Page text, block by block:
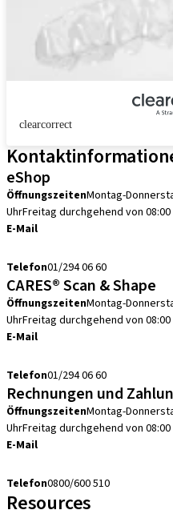
clearcorrect
eShop
ÖffnungszeitenMontag-
UhrFreitag durchgehend von 08:00
E-Mail
Telefon01/294 06 60
CARES® Scan & Shape
ÖffnungszeitenMontag-
UhrFreitag durchgehend von 08:00
E-Mail
Telefon01/294 06 60
Rechnungen und
ÖffnungszeitenMontag-
UhrFreitag durchgehend von 08:00
E-Mail
Telefon0800/600 510
Resources